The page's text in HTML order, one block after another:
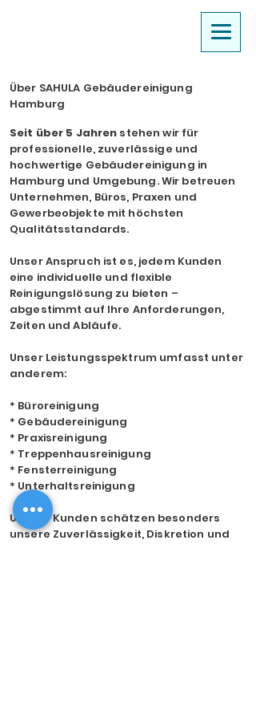
Über SAHULA Gebäudereinigung
Hamburg
Seit über 5 Jahren stehen wir für
professionelle, zuverlässige und
hochwertige Gebäudereinigung in
Hamburg und Umgebung. Wir betreuen
Unternehmen, Büros, Praxen und
Gewerbeobjekte mit höchsten
Qualitätsstandards.
Unser Anspruch ist es, jedem Kunden
eine individuelle und flexible
Reinigungslösung zu bieten –
abgestimmt auf Ihre Anforderungen,
Zeiten und Abläufe.
Unser Leistungsspektrum umfasst unter
anderem:
* Büroreinigung
* Gebäudereinigung
* Praxisreinigung
* Treppenhausreinigung
* Fensterreinigung
* Unterhaltsreinigung
Unsere Kunden schätzen besonders
unsere Zuverlässigkeit, Diskretion und